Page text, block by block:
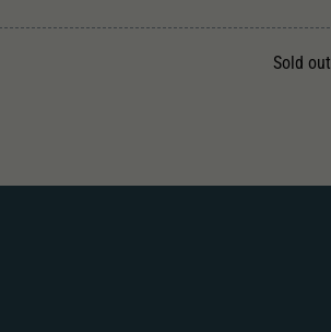
Sold out
historische Speicherung Ihrer vorgenommen